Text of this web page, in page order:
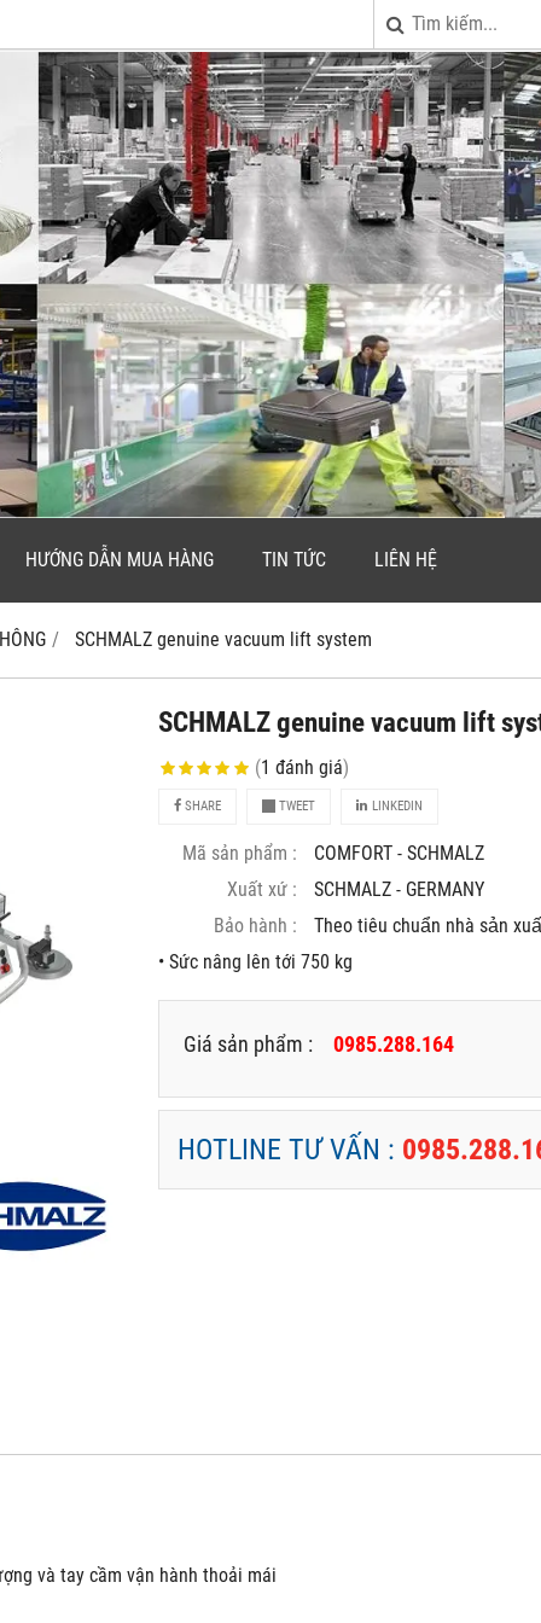
HƯỚNG DẪN MUA HÀNG TIN TỨC LIÊN HỆ
SCHMALZ genuine vacuum lift system
SCHMALZ genuine vacuum lift
(1đánh giá)
SHARE TWEET LINKEDIN
Mã sản phẩm :
COMFORT - SCHMALZ
Xuất xứ :
SCHMALZ - GERMANY
Bảo hành :
Theo tiêu chuẩn nhà sản
• Sức nâng lên tới 750 kg
Giá sản phẩm : 0985.288.164
HOTLINE TƯ VẤN :
và tay cầm vận hành thoải mái